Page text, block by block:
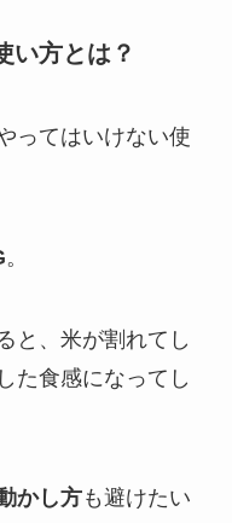
い方とは？
ってはいけない使
。
と、米が割れてし
た食感になってし
かし方も避けたい